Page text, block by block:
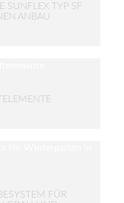
SUNFLEX TYP SF
ANBAU
FÜR